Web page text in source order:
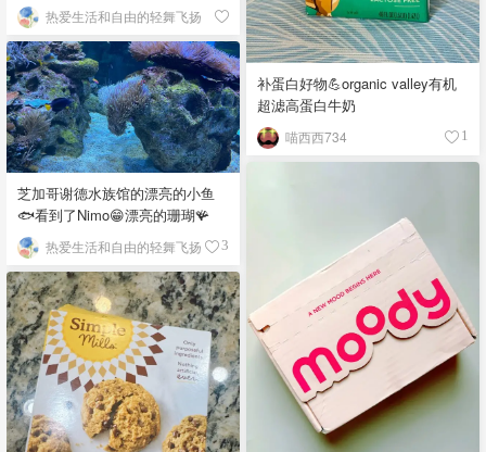
补蛋白好物💪organic valley有机
超滤高蛋白牛奶
喵西西734 1
热爱生活和自由的轻舞飞扬
芝加哥谢德水族馆的漂亮的小鱼
🐟看到了Nimo😁漂亮的珊瑚🪸
热爱生活和自由的轻舞飞扬 3